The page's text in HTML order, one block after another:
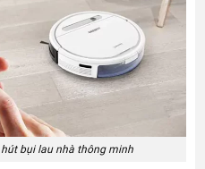
bụi lau nhà thông minh